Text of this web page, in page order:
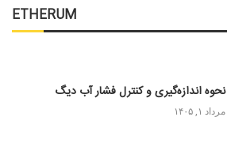
ETHERUM
نحوه اندازه‌گیری و کنترل فشار آب دیگ
مرداد ۱, ۱۴۰۵